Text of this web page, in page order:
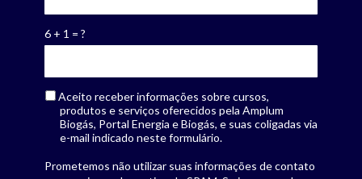
6 + 1 = ?
Aceito receber informações sobre cursos,
produtos e serviços oferecidos pela Amplum
Biogás, Portal Energia e Biogás, e suas coligadas via
e-mail indicado neste formulário.
Prometemos não utilizar suas informações de contato